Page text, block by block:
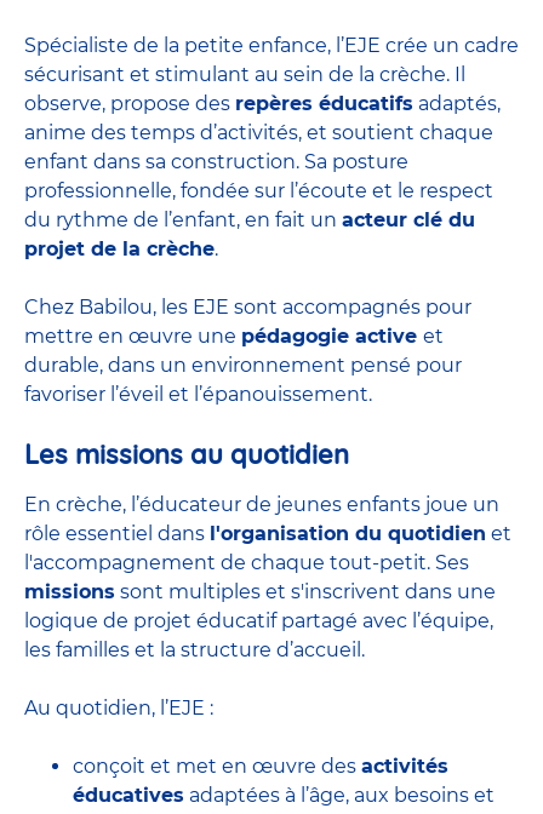
Spécialiste de la petite enfance, l’EJE crée un cadre
sécurisant et stimulant au sein de la crèche. Il
observe, propose des repères éducatifs adaptés,
anime des temps d’activités, et soutient chaque
enfant dans sa construction. Sa posture
professionnelle, fondée sur l’écoute et le respect
du rythme de l’enfant, en fait un acteur clé du
projet de la crèche.
Chez Babilou, les EJE sont accompagnés pour
mettre en œuvre une pédagogie active et
durable, dans un environnement pensé pour
favoriser l’éveil et l’épanouissement.
Les missions au quotidien
En crèche, l’éducateur de jeunes enfants joue un
rôle essentiel dans l'organisation du quotidien et
l'accompagnement de chaque tout-petit. Ses
missions sont multiples et s'inscrivent dans une
logique de projet éducatif partagé avec l’équipe,
les familles et la structure d’accueil.
Au quotidien, l’EJE :
conçoit et met en œuvre des activités
éducatives adaptées à l’âge, aux besoins et